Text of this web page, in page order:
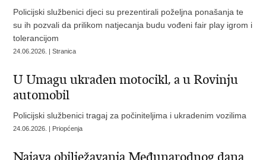
Policijski službenici djeci su prezentirali poželjna ponašanja te
su ih pozvali da prilikom natjecanja budu vođeni fair play igrom i
tolerancijom
24.06.2026. | Stranica
U Umagu ukraden motocikl, a u Rovinju
automobil
Policijski službenici tragaj za počiniteljima i ukradenim vozilima
24.06.2026. | Priopćenja